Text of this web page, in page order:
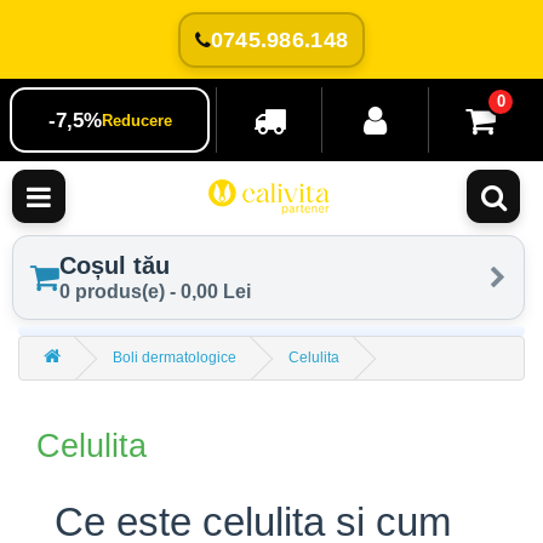
0745.986.148
-7,5%Reducere
0
Coșul tău
0 produs(e) - 0,00 Lei
Boli dermatologice Celulita
Celulita
Ce este celulita si cum